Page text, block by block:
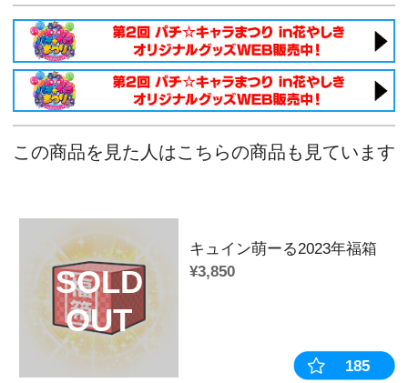
麻雀物語 かぎっ娘キーホルダーア
まどか】
麻雀物語 かぎっ娘キーホルダーア
あやか】
麻雀物語 かぎっ娘キーホルダーア
ランラン】
麻雀物語 かぎっ娘キーホルダーア
リ】
麻雀物語 かぎっ娘キーホルダーア